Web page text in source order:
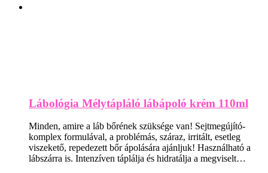
Lábológia Mélytápláló lábápoló krém 110ml
Minden, amire a láb bőrének szüksége van! Sejtmegújító-
komplex formulával, a problémás, száraz, irritált, esetleg
viszekető, repedezett bőr ápolására ajánljuk! Használható a
lábszárra is. Intenzíven táplálja és hidratálja a megviselt…